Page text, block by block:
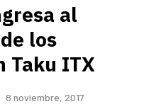
al
los
Taku ITX
8 noviembre, 2017